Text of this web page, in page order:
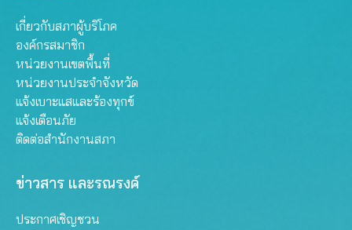
เกี่ยวกับสภาผู้บริโภค
องค์กรสมาชิก
หน่วยงานเขตพื้นที่
หน่วยงานประจำจังหวัด
แจ้งเบาะแสและร้องทุกข์
แจ้งเตือนภัย
ติดต่อสำนักงานสภา
ข่าวสาร และรณรงค์
ประกาศเชิญชวน